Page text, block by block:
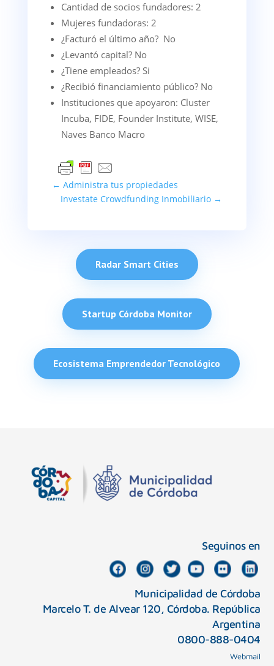
Cantidad de socios fundadores: 2
Mujeres fundadoras: 2
¿Facturó el último año? No
¿Levantó capital? No
¿Tiene empleados? Si
¿Recibió financiamiento público? No
Instituciones que apoyaron: Cluster
Incuba, FIDE, Founder Institute, WISE,
Naves Banco Macro
← Administra tus propiedades
Investate Crowdfunding Inmobiliario →
Radar Smart Cities
Startup Córdoba Monitor
Ecosistema Emprendedor Tecnológico
Seguinos en
Municipalidad de Córdoba
Marcelo T. de Alvear 120, Córdoba. República
Argentina
0800-888-0404
Webmail